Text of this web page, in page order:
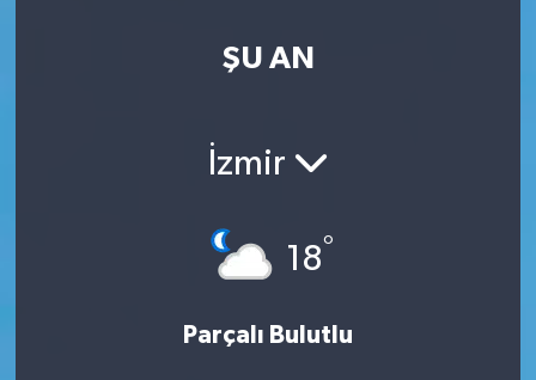
ŞU AN
İzmir
18°
Parçalı Bulutlu